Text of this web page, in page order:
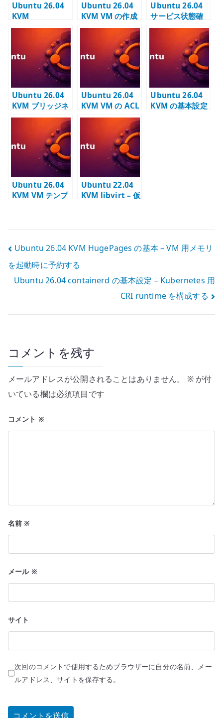
Ubuntu 26.04
KVM
HugePages の
基本 – VM 用メ
モリを起動時に
予約する
Ubuntu 26.04
KVM VM の作成
– テンプレート
libvirt domain
を定義する
Ubuntu 26.04
サービス状態確
認の基本 –
systemctl で
active /
enabled /
failed を見る
Ubuntu 26.04
KVM ブリッジネ
ットワークの基
本設定 – OVS /
OVN で VM を接
続する
Ubuntu 26.04
KVM VM の ACL
設定 – OVN
logical port 単
位で通信を制御
する
Ubuntu 26.04
KVM の基本設定
Ubuntu 26.04
KVM VM テンプ
qcow2 の複製元
Ubuntu 22.04
KVM libvirt – 仮
認する
投
稿
ナ
ビ
ー
シ
ョ
ン
Ubuntu 26.04 KVM HugePages の基本 – VM 用メモリ
を起動時に予約する
Ubuntu 26.04 containerd の基本設定 – Kubernetes 用
CRI runtime を構成する
コメントを残す
メールアドレスが公開されることはありません。 ※が付
いている欄は必須項目です
コメント ※
名前※
メール ※
サイト
次回のコメントで使用するためブラウザーに自分の名前、メー
ルアドレス、サイトを保存する。